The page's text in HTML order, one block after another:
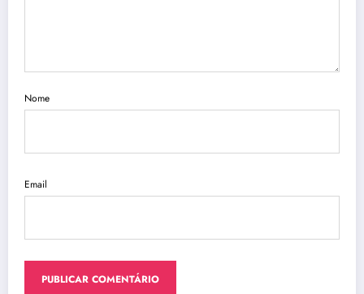
Nome
Email